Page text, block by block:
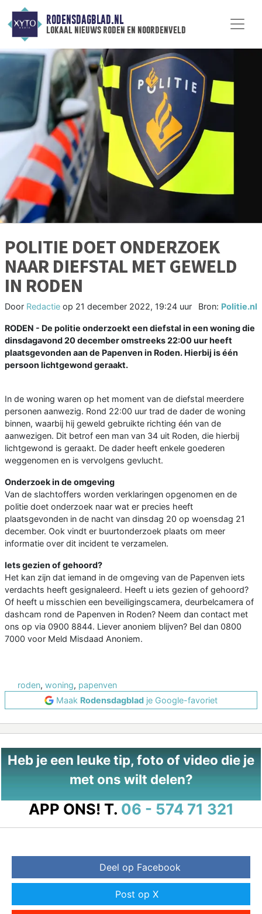
RODENSDAGBLAD.NL
lokaal nieuws roden en noordenveld
POLITIE DOET ONDERZOEK
NAAR DIEFSTAL MET GEWELD
IN RODEN
Door Redactie op 21 december 2022, 19:24 uur Bron: Politie.nl
RODEN - De politie onderzoekt een diefstal in een woning die
dinsdagavond 20 december omstreeks 22:00 uur heeft
plaatsgevonden aan de Papenven in Roden. Hierbij is één
persoon lichtgewond geraakt.
In de woning waren op het moment van de diefstal meerdere
personen aanwezig. Rond 22:00 uur trad de dader de woning
binnen, waarbij hij geweld gebruikte richting één van de
aanwezigen. Dit betrof een man van 34 uit Roden, die hierbij
lichtgewond is geraakt. De dader heeft enkele goederen
weggenomen en is vervolgens gevlucht.
Onderzoek in de omgeving
Van de slachtoffers worden verklaringen opgenomen en de
politie doet onderzoek naar wat er precies heeft
plaatsgevonden in de nacht van dinsdag 20 op woensdag 21
december. Ook vindt er buurtonderzoek plaats om meer
informatie over dit incident te verzamelen.
Iets gezien of gehoord?
Het kan zijn dat iemand in de omgeving van de Papenven iets
verdachts heeft gesignaleerd. Heeft u iets gezien of gehoord?
Of heeft u misschien een beveiligingscamera, deurbelcamera of
dashcam rond de Papenven in Roden? Neem dan contact met
ons op via 0900 8844. Liever anoniem blijven? Bel dan 0800
7000 voor Meld Misdaad Anoniem.
roden, woning, papenven
Maak Rodensdagblad je Google-favoriet
Heb je een leuke tip, foto of video die je
met ons wilt delen?
APP ONS! T. 06 - 574 71 321
Deel op Facebook
Post op X